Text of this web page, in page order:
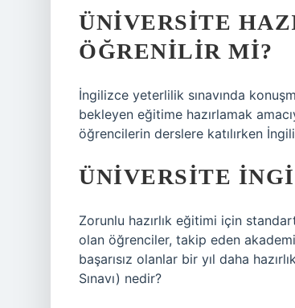
ÜNIVERSITE
ÖĞRENILIR MI?
İngilizce yeterlilik sınavında
bekleyen eğitime hazırlamak
öğrencilerin derslere katılırken
ÜNIVERSITE
Zorunlu hazırlık eğitimi için
olan öğrenciler, takip eden
başarısız olanlar bir yıl daha
Sınavı) nedir?